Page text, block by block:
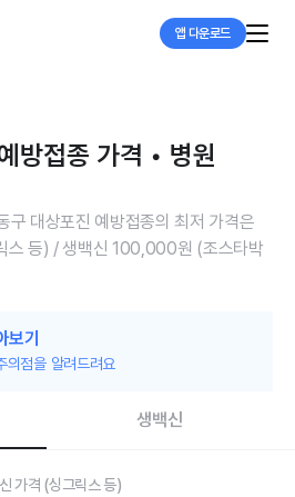
앱 다운로드
방접종 가격 • 병원
구 대상포진 예방접종의 최저 가격은
등) / 생백신 100,000원 (조스타박
보기
의점을 알려드려요
생백신
가격 (싱그릭스 등)